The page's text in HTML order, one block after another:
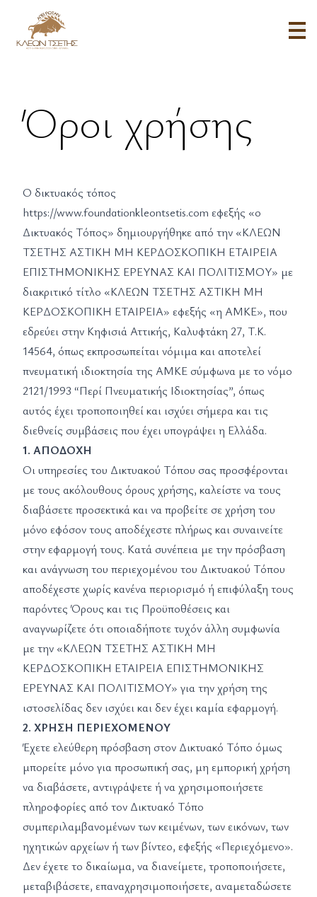
Όροι χρήσης - ΙΔΡΥΜΑ ΚΛΕΩΝ ΤΣΕΤΗΣ
Όροι χρήσης
Ο δικτυακός τόπος
https://www.foundationkleontsetis.com εφεξής «ο
Δικτυακός Τόπος» δημιουργήθηκε από την «ΚΛΕΩΝ
ΤΣΕΤΗΣ ΑΣΤΙΚΗ ΜΗ ΚΕΡΔΟΣΚΟΠΙΚΗ ΕΤΑΙΡΕΙΑ
ΕΠΙΣΤΗΜΟΝΙΚΗΣ ΕΡΕΥΝΑΣ ΚΑΙ ΠΟΛΙΤΙΣΜΟΥ» με
διακριτικό τίτλο «ΚΛΕΩΝ ΤΣΕΤΗΣ ΑΣΤΙΚΗ ΜΗ
ΚΕΡΔΟΣΚΟΠΙΚΗ ΕΤΑΙΡΕΙΑ» εφεξής «η ΑΜΚΕ», που
εδρεύει στην Κηφισιά Αττικής, Καλυφτάκη 27, Τ.Κ.
14564, όπως εκπροσωπείται νόμιμα και αποτελεί
πνευματική ιδιοκτησία της ΑΜΚΕ σύμφωνα με το νόμο
2121/1993 “Περί Πνευματικής Ιδιοκτησίας”, όπως
αυτός έχει τροποποιηθεί και ισχύει σήμερα και τις
διεθνείς συμβάσεις που έχει υπογράψει η Ελλάδα.
1. ΑΠΟΔΟΧΗ
Οι υπηρεσίες του Δικτυακού Τόπου σας προσφέρονται
με τους ακόλουθους όρους χρήσης, καλείστε να τους
διαβάσετε προσεκτικά και να προβείτε σε χρήση του
μόνο εφόσον τους αποδέχεστε πλήρως και συναινείτε
στην εφαρμογή τους. Κατά συνέπεια με την πρόσβαση
και ανάγνωση του περιεχομένου του Δικτυακού Τόπου
αποδέχεστε χωρίς κανένα περιορισμό ή επιφύλαξη τους
παρόντες Όρους και τις Προϋποθέσεις και
αναγνωρίζετε ότι οποιαδήποτε τυχόν άλλη συμφωνία
με την «ΚΛΕΩΝ ΤΣΕΤΗΣ ΑΣΤΙΚΗ ΜΗ
ΚΕΡΔΟΣΚΟΠΙΚΗ ΕΤΑΙΡΕΙΑ ΕΠΙΣΤΗΜΟΝΙΚΗΣ
ΕΡΕΥΝΑΣ ΚΑΙ ΠΟΛΙΤΙΣΜΟΥ» για την χρήση της
ιστοσελίδας δεν ισχύει και δεν έχει καμία εφαρμογή.
2. ΧΡΗΣΗ ΠΕΡΙΕΧΟΜΕΝΟΥ
Έχετε ελεύθερη πρόσβαση στον Δικτυακό Τόπο όμως
μπορείτε μόνο για προσωπική σας, μη εμπορική χρήση
να διαβάσετε, αντιγράψετε ή να χρησιμοποιήσετε
πληροφορίες από τον Δικτυακό Τόπο
συμπεριλαμβανομένων των κειμένων, των εικόνων, των
ηχητικών αρχείων ή των βίντεο, εφεξής «Περιεχόμενο».
Δεν έχετε το δικαίωμα, να διανείμετε, τροποποιήσετε,
μεταβιβάσετε, επαναχρησιμοποιήσετε, αναμεταδώσετε